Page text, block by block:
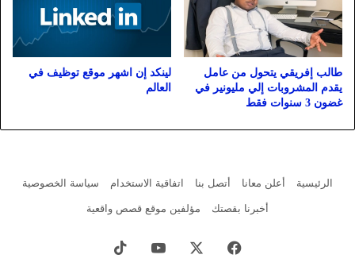
طالب إفريقي يتحول من عامل
يقدم المشروبات إلي مليونير في
غضون 3 سنوات فقط
لينكد إن اشهر موقع توظيف في
العالم
الرئيسية أعلن معانا أتصل بنا اتفاقية الاستخدام
سياسة الخصوصية
أخبرنا بقصتك
مؤلفين موقع قصص واقعية
فيسبوك يوتيوب